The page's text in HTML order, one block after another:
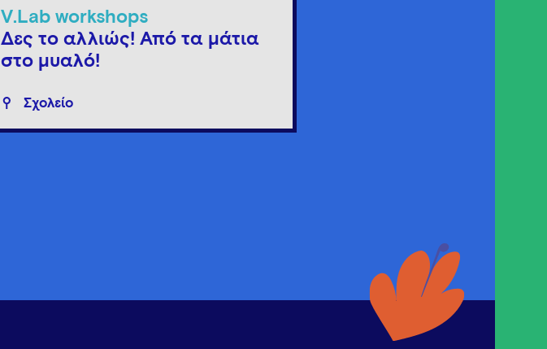
V.Lab workshops
Δες το αλλιώς! Από τα μάτια
στο μυαλό!
Σχολείο